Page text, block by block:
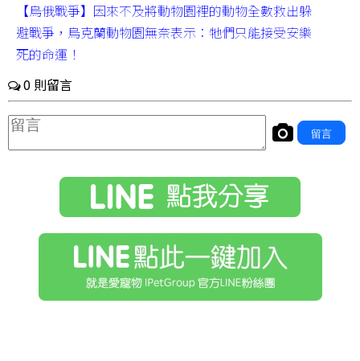
【烏俄戰爭】因來不及將動物園裡的動物全數救出躲
避戰爭，烏克蘭動物園無奈表示：牠們只能接受安樂
死的命運！